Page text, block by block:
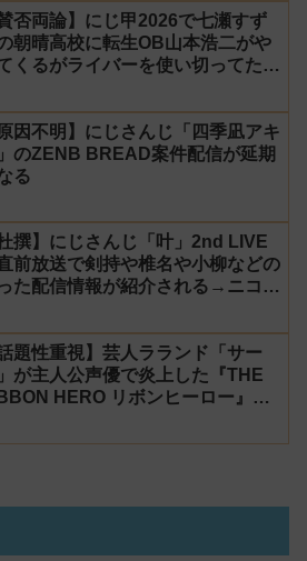
賛否両論】にじ甲2026で七瀬すず
朝晴高校に転生OB山本浩二がや
くるがライバーを使い切ってたの
ーの転生が可能に
原因不明】にじさんじ「四季凪アキ
のZENB BREAD案件配信が延期
る
杜撰】にじさんじ「叶」2nd LIVE
前放送で剣持や椎名や小柳などの
た配信情報が紹介される→ニコニ
成AI?】
話題性重視】芸人ラランド「サー
が主人公声優で炎上した『THE
HERO リボンヒーロー』に
ン」「でびでび・でびる」が出